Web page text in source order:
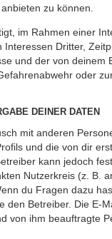
zu können.
im Rahmen einer
Dritter,
und der von deinem
oder
DEINER DATEN
mit anderen
und die von dir
kann jedoch
Nutzerkreis (z. B.
du Fragen dazu
den Betreiber. Die E-
von ihm beauftragte